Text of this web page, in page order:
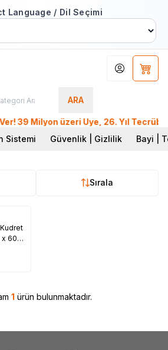
Language / Dil Seçimi
ARA
Hesabım
Milyon üzeri Üye, 26. Yıl
Sistemi Güvenlik | Gizlilik Bayi |
Sırala
x 60
1 ürün bulunmaktadır.